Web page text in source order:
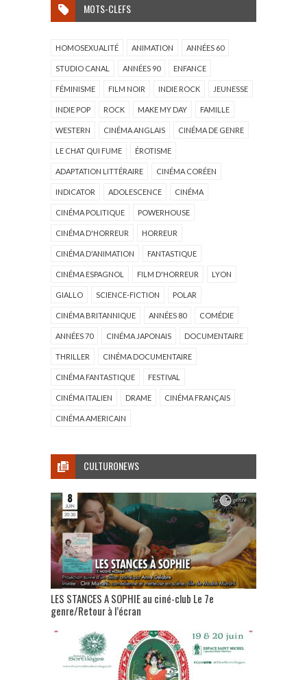
MOTS-CLEFS
HOMOSEXUALITÉ ANIMATION ANNÉES 60
STUDIO CANAL ANNÉES 90 ENFANCE
FÉMINISME FILM NOIR INDIE ROCK JEUNESSE
INDIE POP ROCK MAKE MY DAY FAMILLE
WESTERN CINÉMA ANGLAIS CINÉMA DE GENRE
LE CHAT QUI FUME ÉROTISME
ADAPTATION LITTÉRAIRE CINÉMA CORÉEN
INDICATOR ADOLESCENCE CINÉMA
CINÉMA POLITIQUE POWERHOUSE
CINÉMA D'HORREUR HORREUR
CINÉMA D'ANIMATION FANTASTIQUE
CINÉMA ESPAGNOL FILM D'HORREUR LYON
GIALLO SCIENCE-FICTION POLAR
CINÉMA BRITANNIQUE ANNÉES 80 COMÉDIE
ANNÉES 70 CINÉMA JAPONAIS DOCUMENTAIRE
THRILLER CINÉMA DOCUMENTAIRE
CINÉMA FANTASTIQUE FESTIVAL
CINÉMA ITALIEN DRAME CINÉMA FRANÇAIS
CINÉMA AMERICAIN
CULTURONEWS
LES STANCES A SOPHIE au ciné-club Le 7e
genre/Retour à l’écran